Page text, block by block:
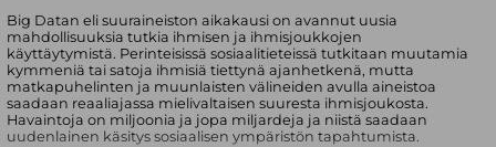
Big Datan eli suuraineiston aikakausi on avannut uusia
mahdollisuuksia tutkia ihmisen ja ihmisjoukkojen
käyttäytymistä. Perinteisissä sosiaalitieteissä tutkitaan muutamia
kymmeniä tai satoja ihmisiä tiettynä ajanhetkenä, mutta
matkapuhelinten ja muunlaisten välineiden avulla aineistoa
saadaan reaaliajassa mielivaltaisen suuresta ihmisjoukosta.
Havaintoja on miljoonia ja jopa miljardeja ja niistä saadaan
uudenlainen käsitys sosiaalisen ympäristön tapahtumista.